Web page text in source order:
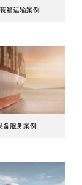
箱运输案例
备服务案例